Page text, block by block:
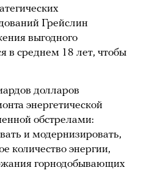
Грейслин
выгодного
в среднем 18 лет, чтобы
долларов
энергетической
обстрелами:
и модернизировать,
количество энергии,
горнодобывающих